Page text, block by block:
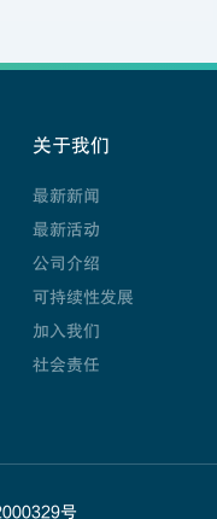
关于我们
最新新闻
最新活动
公司介绍
可持续性发展
加入我们
社会责任
号